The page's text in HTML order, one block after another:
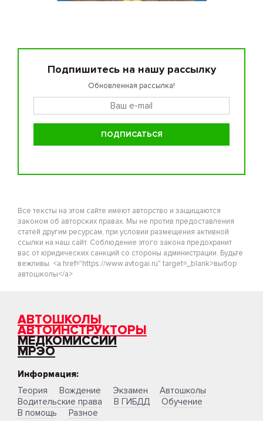
Подпишитесь на нашу рассылку
Обновленная рассылка!
Все тексты на этом сайте имеют авторство и защищаются
законом об авторских правах. Мы не против предоставления
статей другим ресурсам, при условии размещения активной
ссылки на наш сайт. Соблюдение этого закона предохранит
вас от юридических санкций со стороны администрации. Будьте
вежливы. <a href="https://www.avtogai.ru" target=_blank>выбор
автошколы</a>
АВТОШКОЛЫ
АВТОИНСТРУКТОРЫ
МЕДКОМИССИИ
МРЭО
Информация:
Теория
Вождение Экзамен
Автошколы
Водительские права
В ГИБДД
Обучение
В помощь
Разное